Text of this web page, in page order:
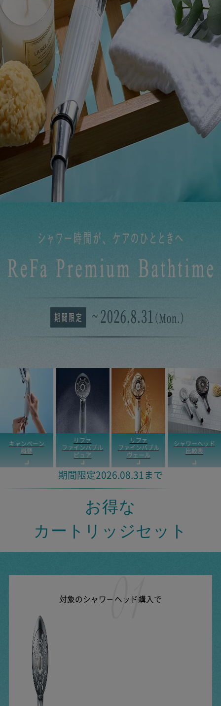
キャンペーン
概要
リファ
ファインバブル
ピュア
リファ
ファインバブル
ヴェール
シャワーヘッド
比較表
期間限定2026.08.31まで
お得な
カートリッジセット
対象のシャワーヘッド購入で